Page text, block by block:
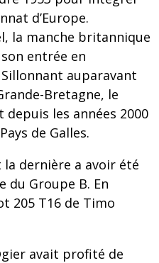
d’Europe.
la manche britannique
entrée en
auparavant
Bretagne, le
depuis les années 2000
de Galles.
la dernière a avoir été
Groupe B. En
205 T16 de Timo
avait profité de